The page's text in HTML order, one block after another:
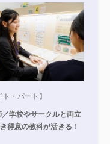
・パート】
／学校やサークルと両立
得意の教科が活きる！